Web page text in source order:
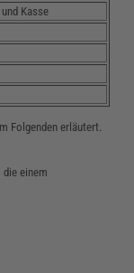
Kasse
Folgenden erläutert.
die einem